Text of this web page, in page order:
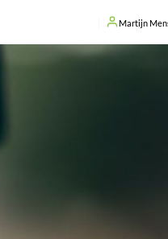
Martijn